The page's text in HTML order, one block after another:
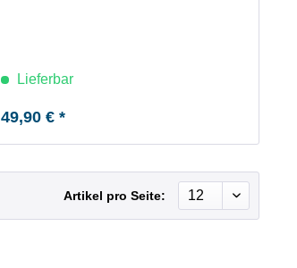
Lieferbar
49,90 € *
Artikel pro Seite: